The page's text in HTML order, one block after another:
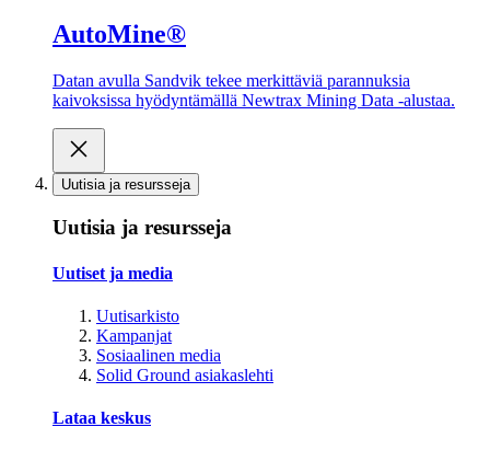
AutoMine®
Datan avulla Sandvik tekee merkittäviä parannuksia
kaivoksissa hyödyntämällä Newtrax Mining Data -alustaa.
Uutisia ja resursseja
Uutisia ja resursseja
Uutiset ja media
Uutisarkisto
Kampanjat
Sosiaalinen media
Solid Ground asiakaslehti
Lataa keskus